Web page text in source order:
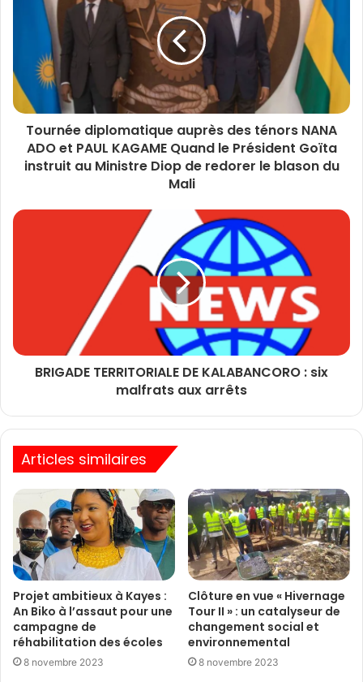
Tournée diplomatique auprès des ténors NANA
ADO et PAUL KAGAME Quand le Président Goïta
instruit au Ministre Diop de redorer le blason du
Mali
BRIGADE TERRITORIALE DE KALABANCORO : six
malfrats aux arrêts
Articles similaires
Projet ambitieux à Kayes :
An Biko à l’assaut pour une
campagne de
réhabilitation des écoles
8 novembre 2023
Clôture en vue « Hivernage
Tour II » : un catalyseur de
changement social et
environnemental
8 novembre 2023